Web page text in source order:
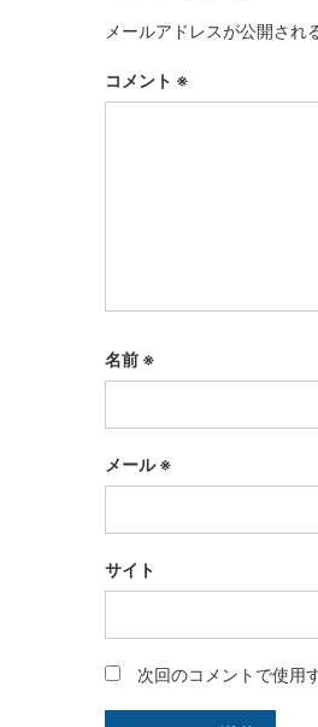
メールアドレスが公開され
コメント ※
名前 ※
メール※
サイト
次回のコメントで使用